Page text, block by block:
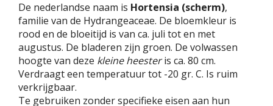
De nederlandse naam is Hortensia (scherm),
familie van de Hydrangeaceae. De bloemkleur is
rood en de bloeitijd is van ca. juli tot en met
augustus. De bladeren zijn groen. De volwassen
hoogte van deze kleine heesteris ca. 80 cm.
Verdraagt een temperatuur tot -20 gr. C. Is ruim
verkrijgbaar.
Te gebruiken zonder specifieke eisen aan hun